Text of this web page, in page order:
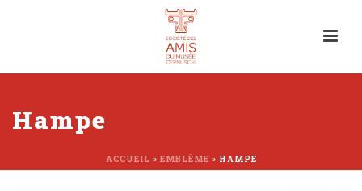
Hampe
ACCUEIL » EMBLÈME » HAMPE